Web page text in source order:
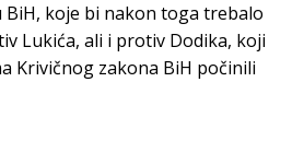
koje bi nakon toga trebalo
Lukića, ali i protiv Dodika, koji
Krivičnog zakona BiH počinili